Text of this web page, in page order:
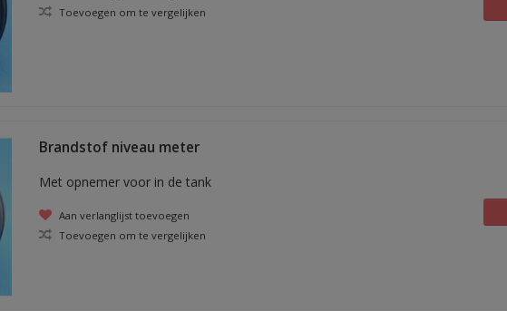
Toevoegen om te vergelijken
Brandstof niveau meter
Met opnemer voor in de tank
Aan verlanglijst toevoegen
Toevoegen om te vergelijken